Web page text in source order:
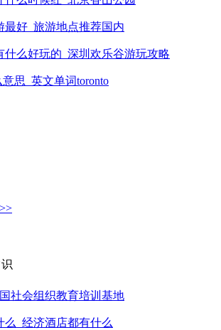
最好_旅游地点推荐国内
什么好玩的_深圳欢乐谷游玩攻略
思_英文单词toronto
社会组织教育培训基地
么_经济酒店都有什么